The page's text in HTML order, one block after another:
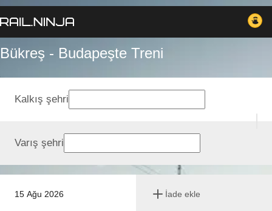
Bükreş - Budapeşte Treni
15 Ağu 2026 İade ekle
Kalkış şehri
Varış şehri